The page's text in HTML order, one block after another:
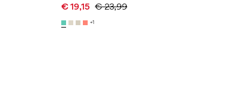
€ 19,15 € 23,99
+1